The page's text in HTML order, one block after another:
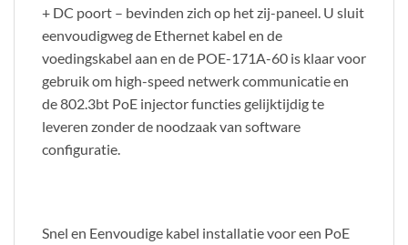
+ DC poort – bevinden zich op het zij-paneel. U sluit
eenvoudigweg de Ethernet kabel en de
voedingskabel aan en de POE-171A-60 is klaar voor
gebruik om high-speed netwerk communicatie en
de 802.3bt PoE injector functies gelijktijdig te
leveren zonder de noodzaak van software
configuratie.
Snel en Eenvoudige kabel installatie voor een PoE